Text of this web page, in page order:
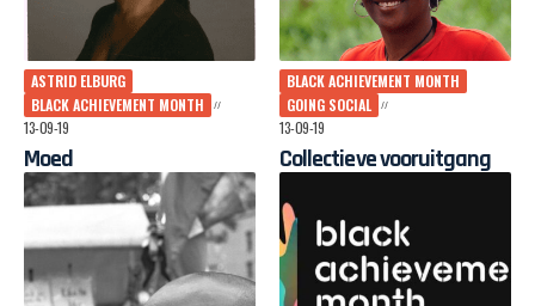
ASTRID ELBURG
BLACK ACHIEVEMENT MONTH
13-09-19
Moed
BLACK ACHIEVEMENT MONTH
GOING SOCIAL
13-09-19
Collectieve vooruitgang